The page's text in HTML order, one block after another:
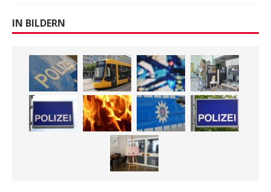
IN BILDERN